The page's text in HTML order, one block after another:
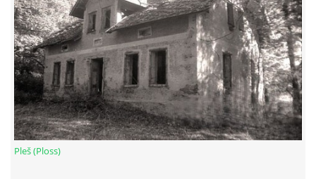
© 2026 eStránky.cz |Aktualizováno: 17. 7. 2026|Nahoru ↑
Pleš (Ploss)